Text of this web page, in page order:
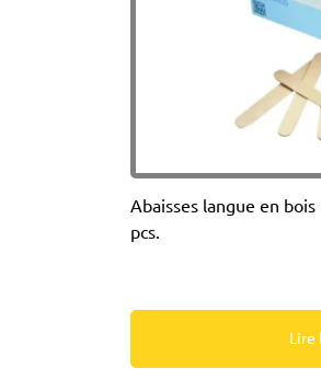
Abaisses langue en
pcs.
Lire